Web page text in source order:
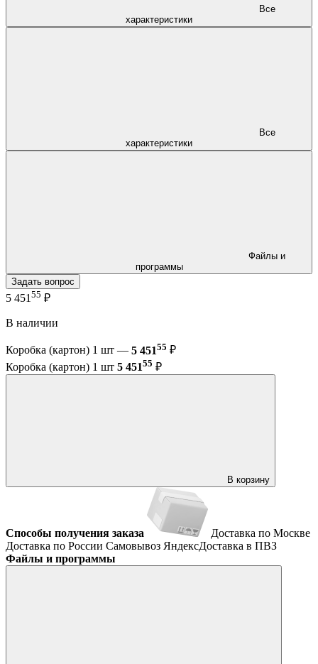
характеристики
характеристики
программы
Задать вопрос
5 451 55 ₽
В наличии
Коробка (картон) 1 шт — 5 45155 ₽
Коробка (картон) 1 шт 5 45155 ₽
В корзину
Способы получения заказа
Доставка по Москве
Доставка по России Самовывоз ЯндексДоставка в ПВЗ
Файлы и программы